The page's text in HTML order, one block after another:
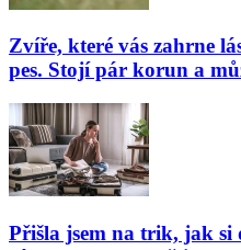
Zvíře, které vás zahrne
pes. Stojí pár korun a
Přišla jsem na trik, jak si